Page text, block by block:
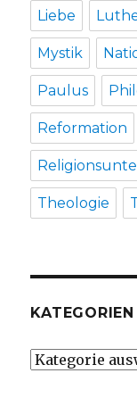
Liebe
Mystik
Paulus
Reformation
Theologie
KATEGORIEN
Kategorien